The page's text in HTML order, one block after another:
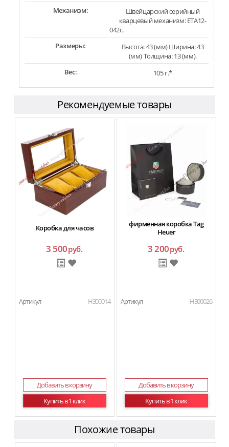
Механизм:
Швейцарский серийный
кварцевый механизм: ETA12-
042c.
Размеры:
Высота: 43 (мм) Ширина: 43
(мм) Толщина: 13 (мм).
Вес:
105 г.*
Рекомендуемые товары
Коробка для часов
3 500руб.
Артикул H300014
Добавить в корзину
Купить в 1 клик
фирменная коробка Tag
Heuer
3 200руб.
Артикул H300026
Добавить в корзину
Купить в 1 клик
Похожие товары